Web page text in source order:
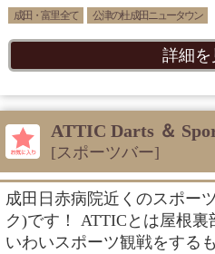
成田・富里 全て 公津の杜 成田ニュータウン
詳細を
ATTIC Darts ＆
[スポーツバー]
成田日赤病院近くのスポー
ク)です！ ATTICとは屋根
いわいスポーツ観戦をする